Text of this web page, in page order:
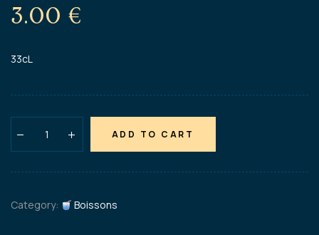
3.00 €
33cL
ADD TO CART
Category: Boissons